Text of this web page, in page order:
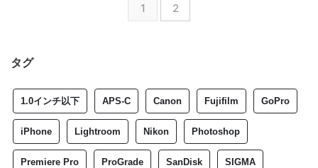
1 2
タグ
1.0インチ以下 APS-C Canon Fujifilm GoPro
iPhone Lightroom Nikon Photoshop
Premiere Pro ProGrade SanDisk SIGMA